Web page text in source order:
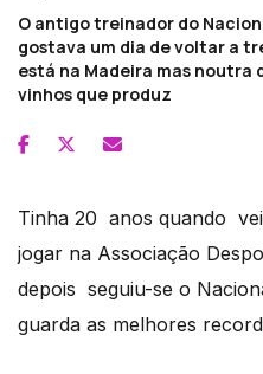
O antigo treinador do
gostava um dia de voltar a
está na Madeira mas noutra
vinhos que produz
Tinha 20 anos quando
jogar na Associação
depois seguiu-se o
guarda as melhores